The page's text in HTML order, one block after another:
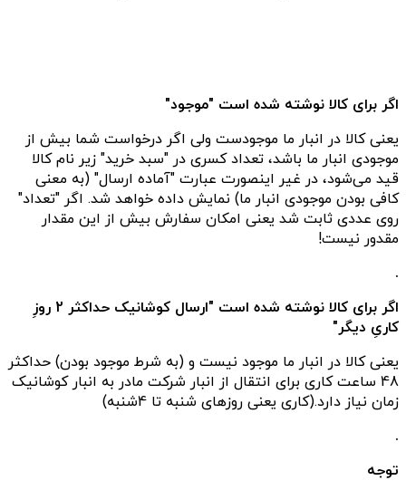
اگر برای کالا نوشته شده است "موجود"
یعنی کالا در انبار ما موجودست ولی اگر درخواست شما بیش از
موجودی انبار ما باشد، تعداد کسری در "سبد خرید" زیر نام کالا
قید می‌شود، در غیر اینصورت عبارت "آماده ارسال" (به معنی
کافی بودن موجودی انبار ما) نمایش داده خواهد شد. اگر "تعداد"
روی عددی ثابت شد یعنی امکان سفارش بیش از این مقدار
مقدور نیست!
.
اگر برای کالا نوشته شده است "ارسال کوشانیک حداکثر 2 روزِ
کاریِ دیگر"
یعنی کالا در انبار ما موجود نیست و (به شرط موجود بودن) حداکثر
48 ساعت کاری برای انتقال از انبار شرکت مادر به انبار کوشانیک
زمان نیاز دارد.(کاری یعنی روزهای شنبه تا 4شنبه)
.
توجه